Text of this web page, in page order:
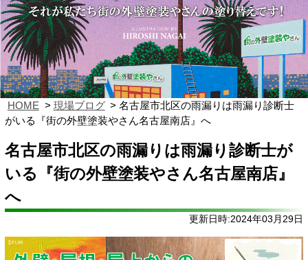
HOME 現場ブログ
名古屋市北区の雨漏りは雨漏り診断士
がいる『街の外壁塗装やさん名古屋南店』へ
名古屋市北区の雨漏りは雨漏り診断士が
いる『街の外壁塗装やさん名古屋南店』
へ
更新日時:2024年03月29日